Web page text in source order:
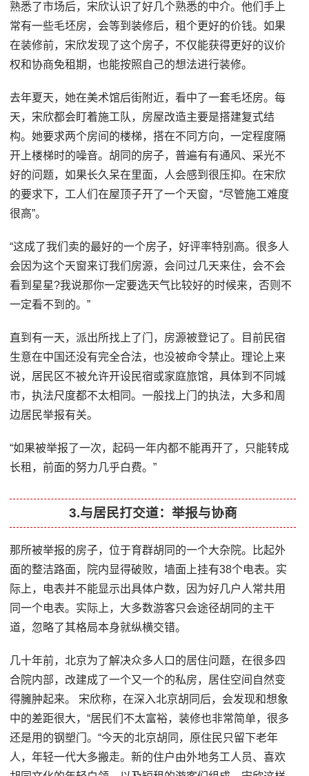
熟悉了市场后，宋欣认识了好几个熟悉的中介。他们手上
常有一些毛坯房，会等到装修后，租个更好的价钱。如果
在装修前，宋欣发现了这个房子，不仅能获得更好的议价
权和协商免租期，也能按照自己的想法进行装修。
去年夏天，她在美术馆后街附近，看中了一套毛坯房。每
天，宋欣都会盯着施工队，房屋改造主要是搭建复式结
构。她要求两个房间的楼梯，搭在不同方向，一定程度隔
开上楼梯时的噪音。胡同的房子，普遍有有通风、采光不
好的问题，如果长久呆在里面，人会感到很压抑。在宋欣
的要求下，工人们在屋顶子开了一个天窗，“尽管施工难度
很高”。
“这成了我们卖的最好的一个房子，好评率特别高。很多人
会因为这个天窗来订我们房源，会问过几天来住，会不会
看到星星?我说那你一定要选天气比较好的时候来，否则不
一定看不到的。”
直到有一天，派出所找上了门，房源被登记了。目前民宿
生意在中国还没有完全合法，也没被命令禁止。理论上来
说，居民区不被允许开设民宿或家庭旅馆，具体到不同城
市，执法尺度都不太相同。一般找上门的执法，大多和周
边居民举报有关。
“如果被举报了一次，起码一年内都不能再开了，只能转成
长租，前面的努力几乎白费。”
3.与居民打交道：举报与协商
那所被举报的房子，位于育群胡同的一个大杂院。比起外
面的整洁路面，院内显得破败，墙面上挂有38个电表。实
际上，电表并不能显示出具体户数，因为好几户人常共用
同一个电表。实际上，大多数游客只会途径胡同的主干
道，忽略了其格局本身就纵横交错。
几十年前，北京为了解决众多人口的居住问题，在很多四
合院内部，改建成了一个又一个的私房，居住空间自然变
得臃肿起来。 宋欣称，在深入北京胡同后，会发现和想象
中的差距很大，“居民们不太富裕，装修也非常简单，很多
还是用的钢塑门。“今天的北京胡同，原住民只留下老年
人，年轻一代大多搬走。新的住户由外地务工人员、喜欢